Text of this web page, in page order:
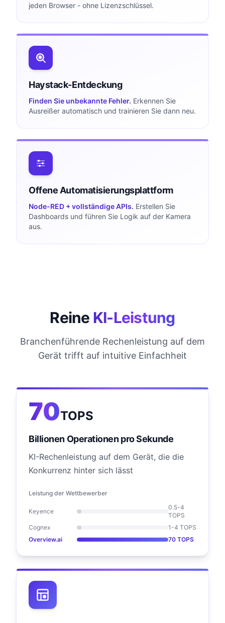
jeden Browser - ohne Lizenzschlüssel.
Haystack-Entdeckung
Finden Sie unbekannte Fehler. Erkennen Sie
Ausreißer automatisch und trainieren Sie dann neu.
Offene Automatisierungsplattform
Node-RED + vollständige APIs. Erstellen Sie
Dashboards und führen Sie Logik auf der Kamera
aus.
Reine KI-Leistung
Branchenführende Rechenleistung auf dem
Gerät trifft auf intuitive Einfachheit
70TOPS
Billionen Operationen pro Sekunde
KI-Rechenleistung auf dem Gerät, die die
Konkurrenz hinter sich lässt
Leistung der Wettbewerber
Keyence
0.5-4
TOPS
Cognex
1-4 TOPS
Overview.ai
70 TOPS